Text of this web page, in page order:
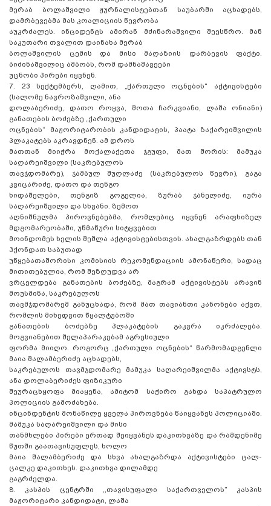
მერაბ ბოლაშვილი ჟურნალისტებთან საუბარში აცხადებს,
დამრბევებმა მას კოალიციის წევრობა
აუკრძალეს. ინციდენტს ამირან მძინარაშვილი შეესწრო. მან
საკუთარი თვალით დაინახა მერაბ
ბოლაშვილის ცემის და მისი მაღაზიის დარბევის ფაქტი.
ბიძინაშვილიც ამბობს, რომ დამნაშავეები
უცნობი პირები იყვნენ.
7. 23 სექტემბერს, ღამით, „ქართული ოცნების“ აქტივისტები
(სალომე ნავროზაშვილი, ანა
დოლაბერიძე, დათო როყვა, შოთა ჩარკვიანი, ლაშა ონიანი)
განათების ბოძებზე „ქართული
ოცნების“ მაჟორიტარობის კანდიდატის, პაატა ზაქარეიშვილის
პლაკატებს აკრავდნენ. ამ დროს
მათთან მიიჭრა მოქალაქეთა ჯგუფი, მათ შორის: მამუკა
საღარეიშვილი (საკრებულოს
თავჯდომარე), ჯამბულ შუღლაძე (საკრებულოს წევრი), გაგა
კვიცარიძე, დათო და თენგო
ხიდაშელები, თენგიზ გოგელია, ზურაბ ჯანელიძე, იურა
საღარეიშვილი და სხვანი. ზემოთ
აღნიშნულმა პიროვნებებმა, რომლებიც იყვნენ არაფხიზელ
მდგომარეობაში, უწმაწური სიტყვებით
მოინდომეს ხელის შეშლა აქტივისტებისთვის. ახალგაზრდებს თან
ჰქონდათ საბუთად
უწყებათაშორისი კომისიის რეკომენდაციის ამონაწერი, სადაც
მითითებულია, რომ შეზღუდვა არ
ვრცელდება განათების ბოძებზე, მაგრამ აქტივისტებს არავინ
მოუსმინა, საკრებულოს
თავმჯდომარემ განუცხადა, რომ მათ თავიანთი კანონები აქვთ,
რომლის მიხედვით წყალტუბოში
განათების ბოძებზე პლაკატების გაკვრა იკრძალება.
მოგვიანებით შელაპარაკებამ აგრესიული
ფორმა მიიღო. როგორც „ქართული ოცნების“ წარმომადგენლი
მაია შალამბერიძე აცხადებს,
საკრებულოს თავმჯდომარე მამუკა საღარეიშვილმა აქტივსტს,
ანა დოლაბერიძეს ფიზიკური
შეურაცხყოფა მიაყენა, ამიტომ საჭირო გახდა საპატრულო
პოლიციის გამოძახება.
ინცინდენტის მონაწილე ყველა პიროვნება წაიყვანეს პოლიციაში.
მამუკა საღარეიშვილი და მისი
თანმხლები პირები ერთად შეიყვანეს დაკითხვაზე და რამდენიმე
წუთში გაათავისუფლეს, ხოლო
მაია შალამბერიძე და სხვა ახალგაზრდა აქტივისტები ცალ-
ცალკე დაკითხეს. დაკითხვა დილამდე
გაგრძელდა.
8. კასპის ცენტრში ,,თავისუფალი საქართველოს” კასპის
მაჟორიტარი კანდიდატი, ლაშა